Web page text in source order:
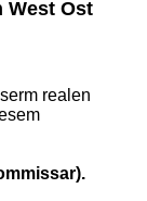
West Ost
realen